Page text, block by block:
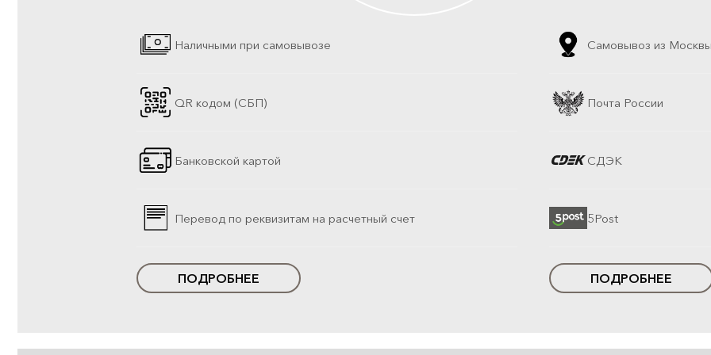
Наличными при самовывозе
QR кодом (СБП)
Банковской картой
Перевод по реквизитам на расчетный счет
ПОДРОБНЕЕ
Самовывоз из
Почта России
СДЭК
5Post
ПОДРОБНЕЕ